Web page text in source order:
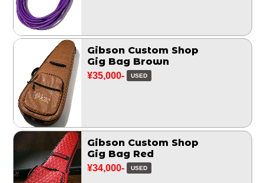
Gibson Custom Shop
Gig Bag Brown
¥35,000- USED
Gibson Custom Shop
Gig Bag Red
¥34,000- USED